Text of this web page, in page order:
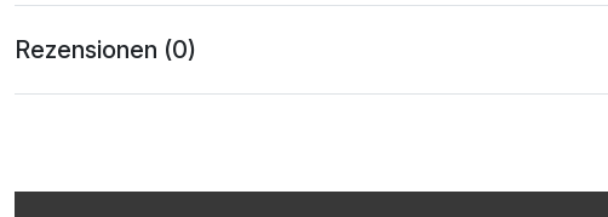
Rezensionen (0)